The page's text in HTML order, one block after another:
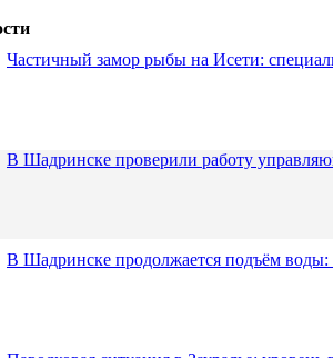
Частичный замор рыбы на Исети:
В Шадринске проверили работу
В Шадринске продолжается подъём воды: